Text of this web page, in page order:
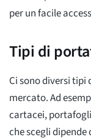
per un facile
Tipi di
Ci sono diversi
mercato. Ad
cartacei,
che scegli dipende